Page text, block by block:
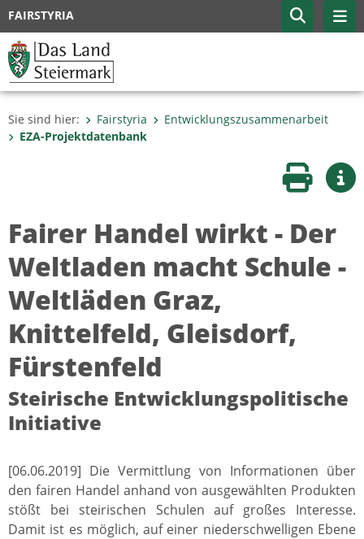
FAIRSTYRIA
Sie sind hier: Fairstyria
Entwicklungszusammenarbeit
EZA-Projektdatenbank
Seite
Fairer Handel wirkt - Der
Weltladen macht Schule -
Weltläden Graz,
Knittelfeld, Gleisdorf,
Fürstenfeld
Steirische Entwicklungspolitische
Initiative
[06.06.2019] Die Vermittlung von Informationen über
den fairen Handel anhand von ausgewählten Produkten
stößt bei steirischen Schulen auf großes Interesse.
Damit ist es möglich, auf einer niederschwelligen Ebene